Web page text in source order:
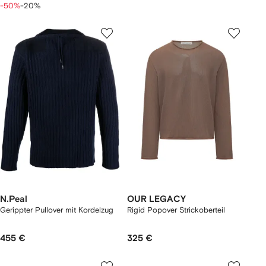
-50%-20%
N.Peal
Gerippter Pullover mit Kordelzug
455 €
OUR LEGACY
Rigid Popover Strickoberteil
325 €